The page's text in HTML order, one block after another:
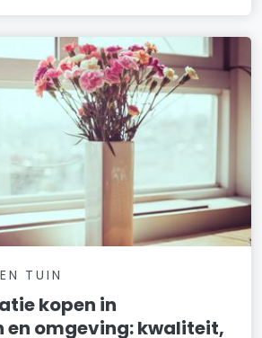
TUIN
kopen in
en omgeving: kwaliteit,